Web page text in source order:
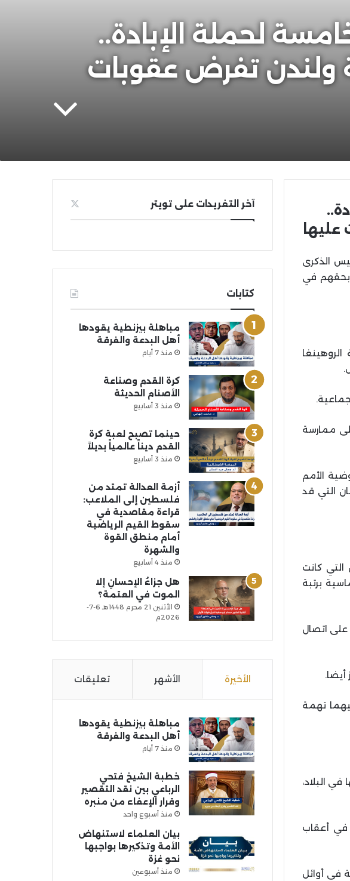
لحملة الإبادة..
ولندن تفرض عقوبات
الذكرى
بحقهم في
ممارسة
الأمم
التي قد
التي كانت
دبلوماسية برتبة
على اتصال
تهمة
البلاد،
في أعقاب
في أوائل
آخر التغريدات على تويتر
كتابات
مباهلة بيزنطية يقودها
أهل البدعة والفرقة
منذ 7 أيام
كرة القدم وصناعة
الأصنام الحديثة
منذ 3 أسابيع
حينما تصبح لعبة كرة
القدم ديناً عالمياً بديلاً
منذ 3 أسابيع
أزمة العدالة تمتد من
فلسطين إلى الملاعب:
قراءة مقاصدية في
سقوط القيم الرياضية
أمام منطق القوة
والشهرة
منذ 4 أسابيع
هل جزاءُ الإحسانِ إلا
الموت في العتمة؟
الأثنين 21 محرم 1448هـ 6-7-
2026م
الأخيرة الأشهر تعليقات
مباهلة بيزنطية يقودها
أهل البدعة والفرقة
منذ 7 أيام
خطبة الشيخ فتحي
الرباعي بين نقد التقصير
وقرار الإعفاء من منبره
منذ أسبوع واحد
بيان العلماء لاستنهاض
الأمة وتذكيرها بواجبها
نحو غزة
منذ أسبوعين